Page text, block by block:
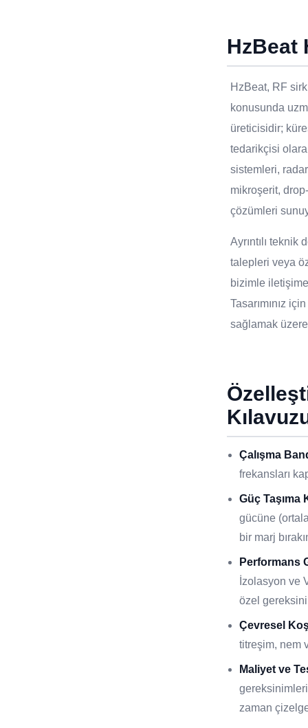
HzBeat
HzBeat, RF
konusunda
üreticisidir;
tedarikçisi
sistemleri,
mikroşerit,
çözümleri
Ayrıntılı teknik
talepleri veya
bizimle
Tasarımınız
sağlamak
Çalışma
frekansları
Güç Taşıma
gücüne
bir marj
Performans
İzolasyon ve
özel
Çevresel
titreşim, nem
Maliyet ve
zaman